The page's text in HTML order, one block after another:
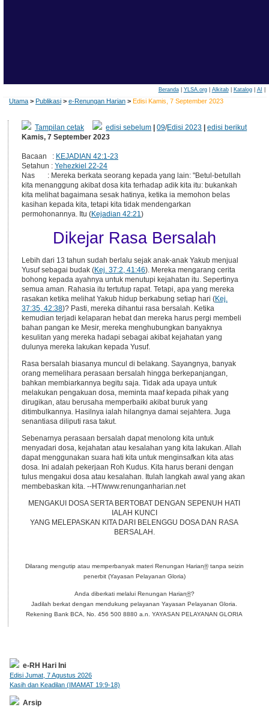
Beranda| YLSA.org| Alkitab| Katalog| AI
Utama > Publikasi > e-Renungan Harian > Edisi Kamis, 7 September 2023
Tampilan cetak edisi sebelum |09/Edisi 2023 |edisi berikut
Kamis, 7 September 2023
Bacaan : KEJADIAN 42:1-23
Setahun : Yehezkiel 22-24
Nas : Mereka berkata seorang kepada yang lain: "Betul-betullah
kita menanggung akibat dosa kita terhadap adik kita itu: bukankah
kita melihat bagaimana sesak hatinya, ketika ia memohon belas
kasihan kepada kita, tetapi kita tidak mendengarkan
permohonannya. Itu (Kejadian 42:21)
Dikejar Rasa Bersalah
Lebih dari 13 tahun sudah berlalu sejak anak-anak Yakub menjual
Yusuf sebagai budak (Kej. 37:2, 41:46). Mereka mengarang cerita
bohong kepada ayahnya untuk menutupi kejahatan itu. Sepertinya
semua aman. Rahasia itu tertutup rapat. Tetapi, apa yang mereka
rasakan ketika melihat Yakub hidup berkabung setiap hari (Kej.
37:35, 42:38)? Pasti, mereka dihantui rasa bersalah. Ketika
kemudian terjadi kelaparan hebat dan mereka harus pergi membeli
bahan pangan ke Mesir, mereka menghubungkan banyaknya
kesulitan yang mereka hadapi sebagai akibat kejahatan yang
dulunya mereka lakukan kepada Yusuf.
Rasa bersalah biasanya muncul di belakang. Sayangnya, banyak
orang memelihara perasaan bersalah hingga berkepanjangan,
bahkan membiarkannya begitu saja. Tidak ada upaya untuk
melakukan pengakuan dosa, meminta maaf kepada pihak yang
dirugikan, atau berusaha memperbaiki akibat buruk yang
ditimbulkannya. Hasilnya ialah hilangnya damai sejahtera. Juga
senantiasa diliputi rasa takut.
Sebenarnya perasaan bersalah dapat menolong kita untuk
menyadari dosa, kejahatan atau kesalahan yang kita lakukan. Allah
dapat menggunakan suara hati kita untuk menginsafkan kita atas
dosa. Ini adalah pekerjaan Roh Kudus. Kita harus berani dengan
tulus mengakui dosa atau kesalahan. Itulah langkah awal yang akan
membebaskan kita. --HT/www.renunganharian.net
MENGAKUI DOSA SERTA BERTOBAT DENGAN SEPENUH HATI
IALAH KUNCI
YANG MELEPASKAN KITA DARI BELENGGU DOSA DAN RASA
BERSALAH.
Dilarang mengutip atau memperbanyak materi Renungan Harian®tanpa seizin
penerbit (Yayasan Pelayanan Gloria)
Anda diberkati melalui Renungan Harian®?
Jadilah berkat dengan mendukung pelayanan Yayasan Pelayanan Gloria.
Rekening Bank BCA, No. 456 500 8880 a.n. YAYASAN PELAYANAN GLORIA
e-RH Hari Ini
Edisi Jumat, 7 Agustus 2026
Kasih dan Keadilan (IMAMAT 19:9-18)
Arsip